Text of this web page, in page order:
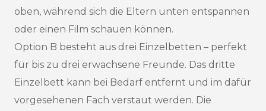
oben, während sich die Eltern unten entspannen
oder einen Film schauen können.
Option B besteht aus drei Einzelbetten – perfekt
für bis zu drei erwachsene Freunde. Das dritte
Einzelbett kann bei Bedarf entfernt und im dafür
vorgesehenen Fach verstaut werden. Die